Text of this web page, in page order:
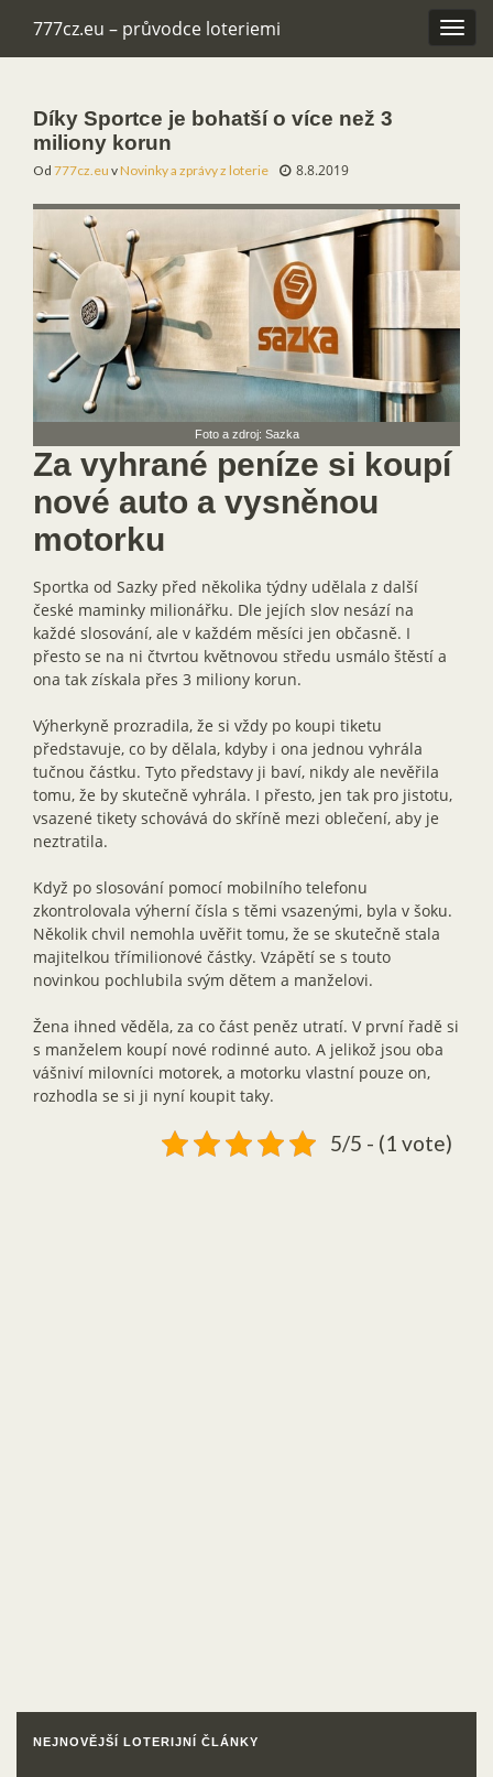
777cz.eu – průvodce loteriemi
Díky Sportce je bohatší o více než 3
miliony korun
Od 777cz.eu vNovinky a zprávy z loterie 8.8.2019
Foto a zdroj: Sazka
Za vyhrané peníze si koupí
nové auto a vysněnou
motorku
Sportka od Sazky před několika týdny udělala z další
české maminky milionářku. Dle jejích slov nesází na
každé slosování, ale v každém měsíci jen občasně. I
přesto se na ni čtvrtou květnovou středu usmálo štěstí a
ona tak získala přes 3 miliony korun.
Výherkyně prozradila, že si vždy po koupi tiketu
představuje, co by dělala, kdyby i ona jednou vyhrála
tučnou částku. Tyto představy ji baví, nikdy ale nevěřila
tomu, že by skutečně vyhrála. I přesto, jen tak pro jistotu,
vsazené tikety schovává do skříně mezi oblečení, aby je
neztratila.
Když po slosování pomocí mobilního telefonu
zkontrolovala výherní čísla s těmi vsazenými, byla v šoku.
Několik chvil nemohla uvěřit tomu, že se skutečně stala
majitelkou třímilionové částky. Vzápětí se s touto
novinkou pochlubila svým dětem a manželovi.
Žena ihned věděla, za co část peněz utratí. V první řadě si
s manželem koupí nové rodinné auto. A jelikož jsou oba
vášniví milovníci motorek, a motorku vlastní pouze on,
rozhodla se si ji nyní koupit taky.
5/5 - (1 vote)
NEJNOVĚJŠÍ LOTERIJNÍ ČLÁNKY